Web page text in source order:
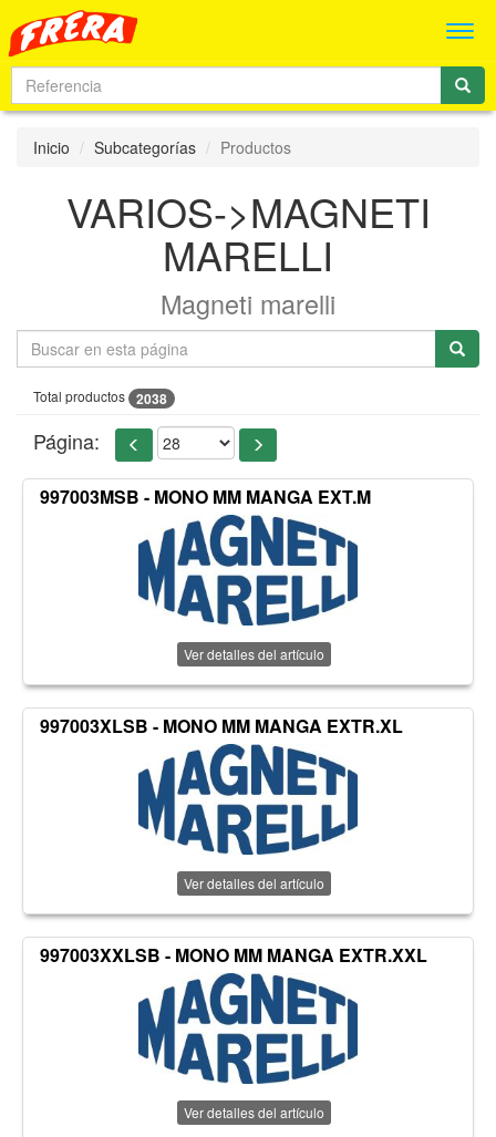
Inicio Subcategorías Productos
VARIOS->MAGNETI
MARELLI
Magneti marelli
Total productos 2038
Página:
997003MSB - MONO MM MANGA EXT.M
Ver detalles del artículo
997003XLSB - MONO MM MANGA EXTR.XL
Ver detalles del artículo
997003XXLSB - MONO MM MANGA EXTR.XXL
Ver detalles del artículo